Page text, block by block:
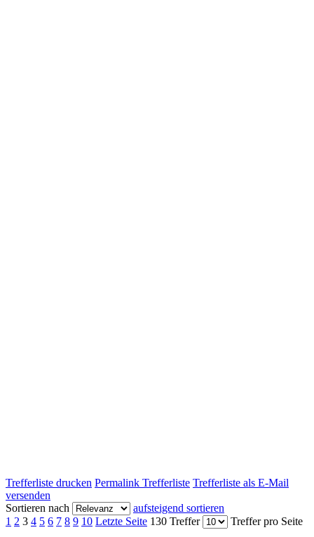
Trefferliste drucken Permalink Trefferliste Trefferliste als E-Mail
versenden
Sortieren nach
aufsteigend sortieren
1 2 3 4 5 6 7 8 9 10 Letzte Seite 130 Treffer Treffer pro Seite